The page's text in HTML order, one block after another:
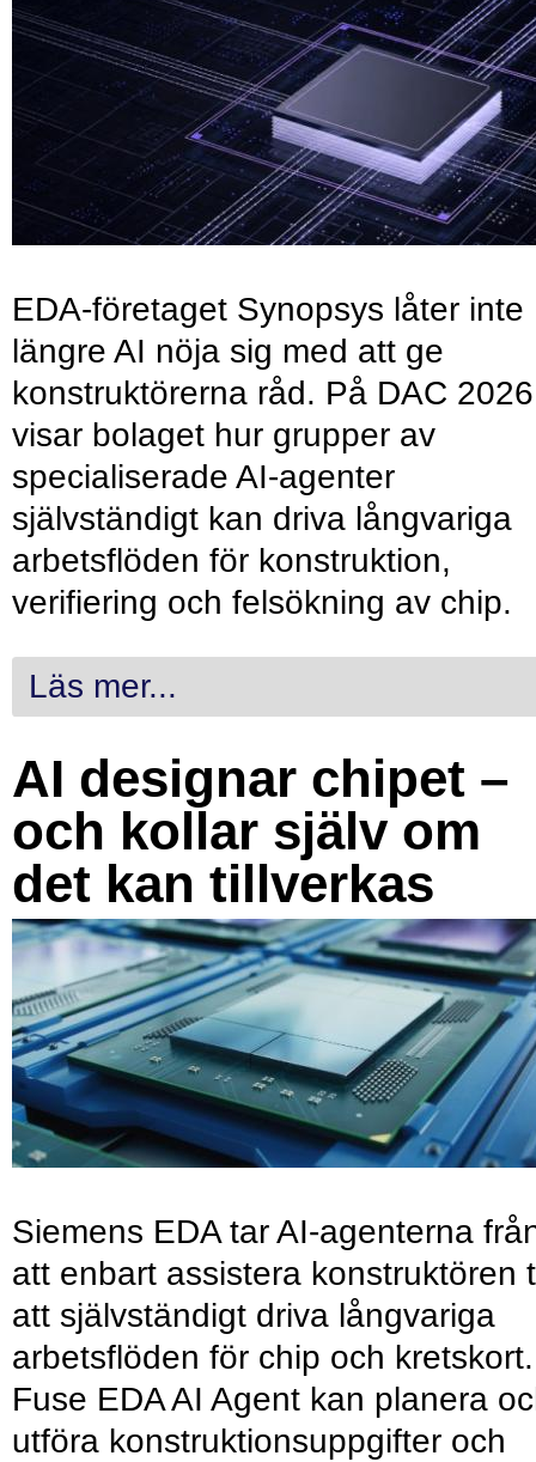
EDA-företaget Synopsys låter inte
längre AI nöja sig med att ge
konstruktörerna råd. På DAC 2026
visar bolaget hur grupper av
specialiserade AI-agenter
självständigt kan driva långvariga
arbetsflöden för konstruktion,
verifiering och felsökning av chip.
Läs mer...
AI designar chipet –
och kollar själv om
det kan tillverkas
Siemens EDA tar AI-agenterna
att enbart assistera konstruktören
att självständigt driva långvariga
arbetsflöden för chip och kretskort.
Fuse EDA AI Agent kan planera
utföra konstruktionsuppgifter och